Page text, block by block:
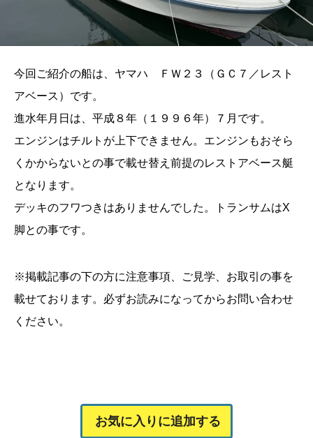
今回ご紹介の船は、ヤマハ ＦＷ２３（ＧＣ７／レスト
アベース）です。
進水年月日は、平成８年（１９９６年）７月です。
エンジンはチルトが上下できません。エンジンもおそら
くかからないとの事で載せ替え前提のレストアベース艇
となります。
デッキのフワつきはありませんでした。トランサムはX
脚との事です。
※掲載記事の下の方に注意事項、ご見学、お取引の事を
載せております。必ずお読みになってからお問い合わせ
ください。
お気に入りに追加する